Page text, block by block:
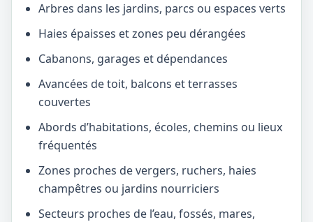
Arbres dans les jardins, parcs ou espaces verts
Haies épaisses et zones peu dérangées
Cabanons, garages et dépendances
Avancées de toit, balcons et terrasses
couvertes
Abords d’habitations, écoles, chemins ou lieux
fréquentés
Zones proches de vergers, ruchers, haies
champêtres ou jardins nourriciers
Secteurs proches de l’eau, fossés, mares,